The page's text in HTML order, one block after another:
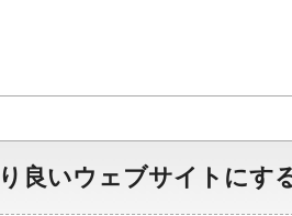
良いウェブサイトにす